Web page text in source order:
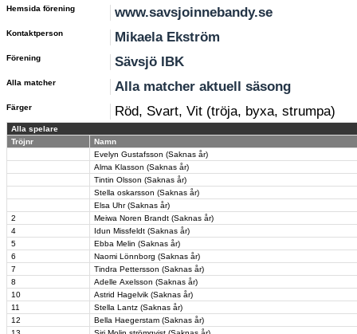
Hemsida förening www.savsjoinnebandy.se
Kontaktperson Mikaela Ekström
Förening Sävsjö IBK
Alla matcher Alla matcher aktuell säsong
Färger Röd, Svart, Vit (tröja, byxa, strumpa)
Alla spelare
Tröjnr
Namn
Evelyn Gustafsson (Saknas år)
Alma Klasson (Saknas år)
Tintin Olsson (Saknas år)
Stella oskarsson (Saknas år)
Elsa Uhr (Saknas år)
2
Meiwa Noren Brandt (Saknas år)
4
Idun Missfeldt (Saknas år)
5
Ebba Melin (Saknas år)
6
Naomi Lönnborg (Saknas år)
7
Tindra Pettersson (Saknas år)
8
Adelle Axelsson (Saknas år)
10
Astrid Hagelvik (Saknas år)
11
Stella Lantz (Saknas år)
12
Bella Haegerstam (Saknas år)